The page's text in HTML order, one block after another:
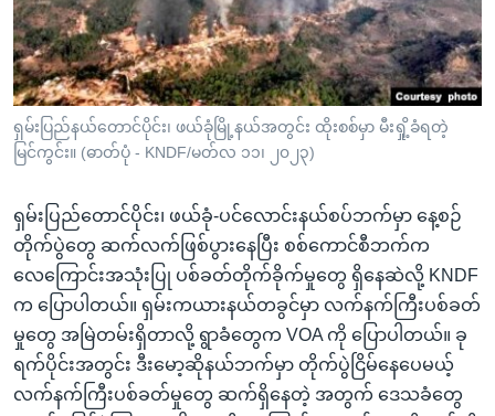
သို့
ကျော်
ကြည့်
ရန်
ရှာဖွေ
ရန်
သို့
ကျော်
ရန်
ဗွီအိုအေ လူမှုကွန်ယက်များ
ဘာသာစကားများ
ရှမ်းပြည်နယ်တောင်ပိုင်း၊ ဖယ်ခုံမြို့နယ်အတွင်း ထိုးစစ်မှာ မီးရှို့ခံရတဲ့
မြင်ကွင်း။ (ဓာတ်ပုံ - KNDF/မတ်လ ၁၁၊ ၂၀၂၃)
ရှမ်းပြည်တောင်ပိုင်း၊ ဖယ်ခုံ-ပင်လောင်းနယ်စပ်ဘက်မှာ နေ့စဉ်
တိုက်ပွဲတွေ ဆက်လက်ဖြစ်ပွားနေပြီး စစ်ကောင်စီဘက်က
လေကြောင်းအသုံးပြု ပစ်ခတ်တိုက်ခိုက်မှုတွေ ရှိနေဆဲလို့ KNDF
က ပြောပါတယ်။ ရှမ်းကယားနယ်တခွင်မှာ လက်နက်ကြီးပစ်ခတ်
မှုတွေ အမြဲတမ်းရှိတာလို့ ရွာခံတွေက VOA ကို ပြောပါတယ်။ ခု
ရက်ပိုင်းအတွင်း ဒီးမော့ဆိုနယ်ဘက်မှာ တိုက်ပွဲငြိမ်နေပေမယ့်
လက်နက်ကြီးပစ်ခတ်မှုတွေ ဆက်ရှိနေတဲ့ အတွက် ဒေသခံတွေ